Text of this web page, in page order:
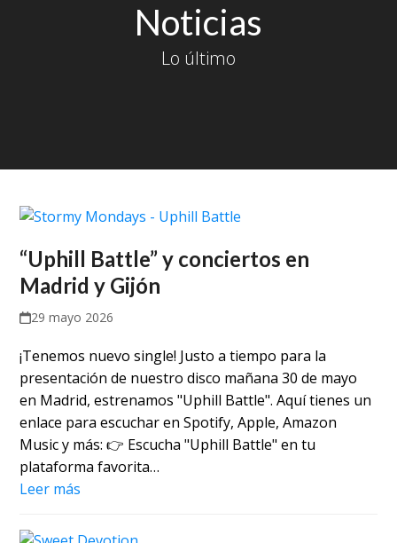
Noticias
Lo último
“Uphill Battle” y conciertos en
Madrid y Gijón
29 mayo 2026
¡Tenemos nuevo single! Justo a tiempo para la
presentación de nuestro disco mañana 30 de mayo
en Madrid, estrenamos "Uphill Battle". Aquí tienes un
enlace para escuchar en Spotify, Apple, Amazon
Music y más: 👉 Escucha "Uphill Battle" en tu
plataforma favorita…
Leer más